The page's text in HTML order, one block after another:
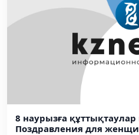
8 наурызға құттықтаулар
Поздравления для